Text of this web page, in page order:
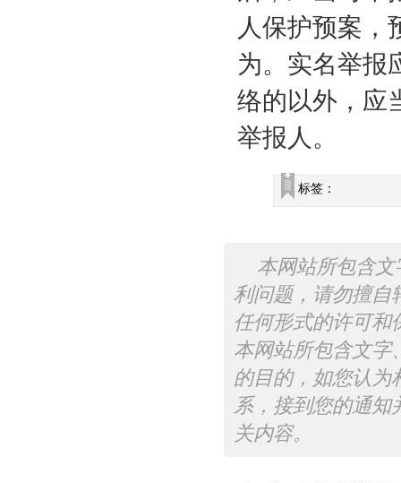
人保护预案，
为。实名举报
络的以外，应
举报人。
标签：
本网站所包含
利问题，请勿擅自
任何形式的许可和
本网站所包含文字
的目的，如您认为
系，接到您的通知
关内容。